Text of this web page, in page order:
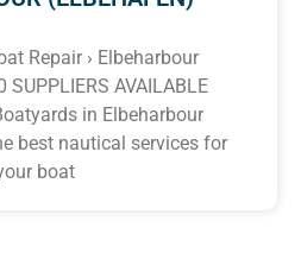
Repair › Elbeharbour
AVAILABLE
in Elbeharbour
best nautical services for
boat